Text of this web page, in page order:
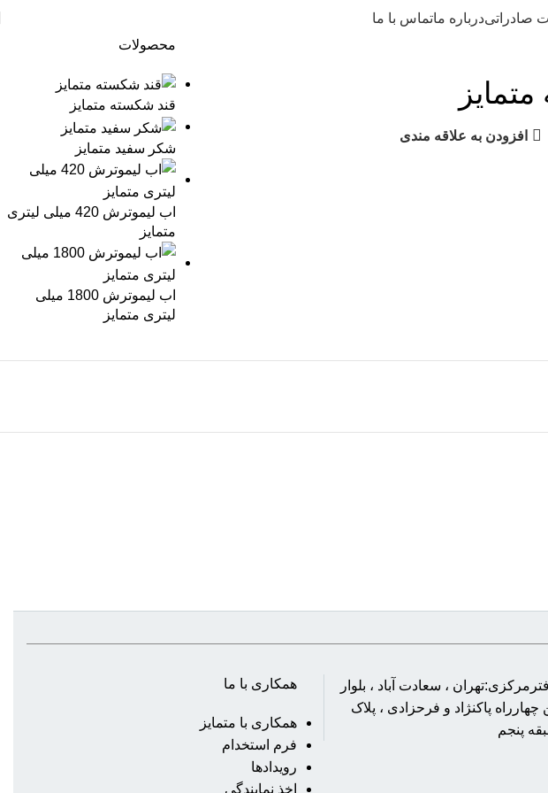
صادراتیدرباره ماتماس با ما
افزودن به علاقه مندی
محصولات
قند شکسته متمایز
شکر سفید متمایز
اب لیموترش 420 میلی لیتری
متمایز
اب لیموترش 1800 میلی
لیتری متمایز
همکاری با ما
همکاری با متمایز
فرم استخدام
رویدادها
اخذ نمایندگی
، سعادت آباد ، بلوار
چهارراه پاکنژاد و فرحزادی ، پلاک